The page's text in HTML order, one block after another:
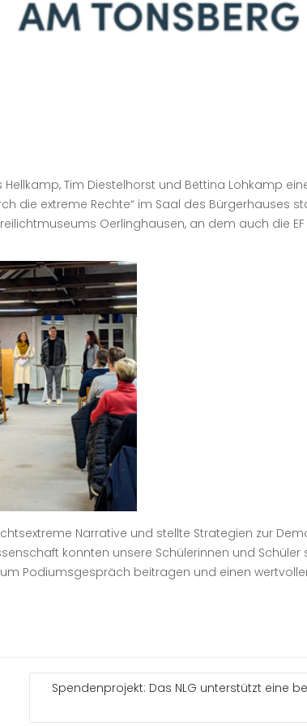
Tim Diestelhorst und Bettina Lohkamp
die extreme Rechte“ im Saal des Bürgerhauses
Oerlinghausen, an dem auch die EF
Narrative und stellte Strategien zur
konnten unsere Schülerinnen und
Podiumsgespräch beitragen und einen
Spendenprojekt: Das NLG unterstützt eine